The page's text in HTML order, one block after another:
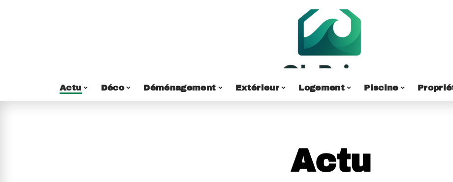
Actu Déco Déménagement Extérieur Logement Piscine
Actu